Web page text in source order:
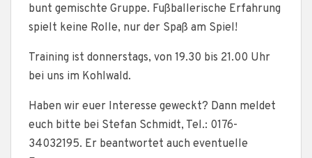
bunt gemischte Gruppe. Fußballerische Erfahrung
spielt keine Rolle, nur der Spaß am Spiel!
Training ist donnerstags, von 19.30 bis 21.00 Uhr
bei uns im Kohlwald.
Haben wir euer Interesse geweckt? Dann meldet
euch bitte bei Stefan Schmidt, Tel.: 0176-
34032195. Er beantwortet auch eventuelle